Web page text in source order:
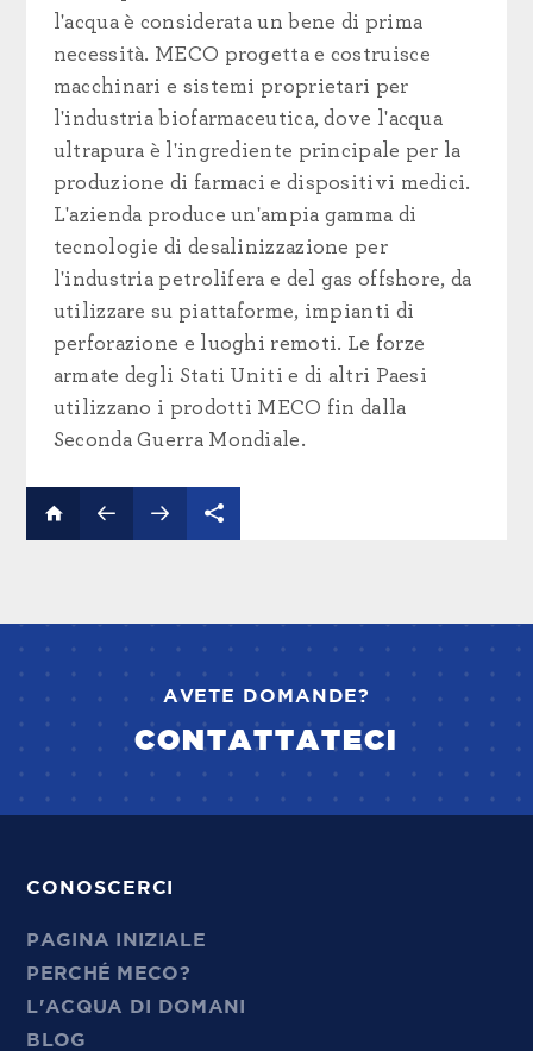
l'acqua è considerata un bene di prima
necessità. MECO progetta e costruisce
macchinari e sistemi proprietari per
l'industria biofarmaceutica, dove l'acqua
ultrapura è l'ingrediente principale per la
produzione di farmaci e dispositivi medici.
L'azienda produce un'ampia gamma di
tecnologie di desalinizzazione per
l'industria petrolifera e del gas offshore, da
utilizzare su piattaforme, impianti di
perforazione e luoghi remoti. Le forze
armate degli Stati Uniti e di altri Paesi
utilizzano i prodotti MECO fin dalla
Seconda Guerra Mondiale.
AVETE DOMANDE?
CONTATTATECI
CONOSCERCI
PAGINA INIZIALE
PERCHÉ MECO?
L'ACQUA DI DOMANI
BLOG